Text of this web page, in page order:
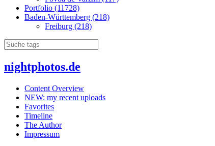
Portfolio (11728)
Baden-Württemberg (218)
Freiburg (218)
nightphotos.de
Content Overview
NEW: my recent uploads
Favorites
Timeline
The Author
Impressum